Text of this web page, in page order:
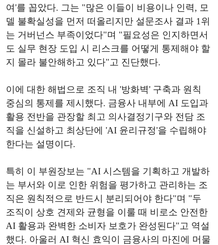
여'를 꼽았다. 그는 "많은 이들이 비용이나 인력, 모
델 불확실성을 먼저 떠올리지만 설문조사 결과 1위
는 거버넌스 부족이었다"며 "필요성은 인지하면서
도 실무 현장 도입 시 리스크를 어떻게 통제해야 할
지 몰라 불안해하고 있다"고 진단했다.
이에 대한 해법으로 조직 내 '방화벽' 구축과 원칙
중심의 통제를 제시했다. 금융사 내부에 AI 도입과
활용 전반을 관장할 최고 의사결정기구와 전담 조
직을 신설하고 최상단에 'AI 윤리규정'을 수립해야
한다는 설명이다.
특히 이 부원장보는 "AI 시스템을 기획하고 개발하
는 부서와 이로 인한 위험을 평가하고 관리하는 조
직은 원칙적으로 반드시 분리되어야 한다"며 "두
조직이 상호 견제와 균형을 이룰 때 비로소 안전한
AI 활용과 완벽한 소비자 보호가 완성된다"고 역설
했다. 아울러 AI 혁신 효익이 금융사의 마진에 머물